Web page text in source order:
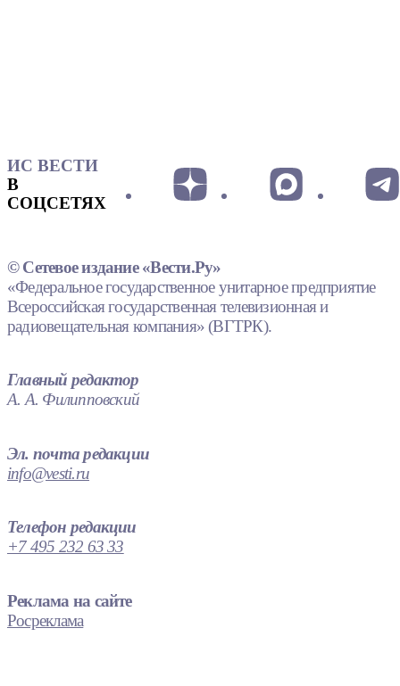
ИС ВЕСТИ
В
СОЦСЕТЯХ
© Сетевое издание «Вести.Ру»
«Федеральное государственное унитарное предприятие
Всероссийская государственная телевизионная и
радиовещательная компания» (ВГТРК).
Главный редактор
А. А. Филипповский
Эл. почта редакции
info@vesti.ru
Телефон редакции
+7 495 232 63 33
Реклама на сайте
Росреклама